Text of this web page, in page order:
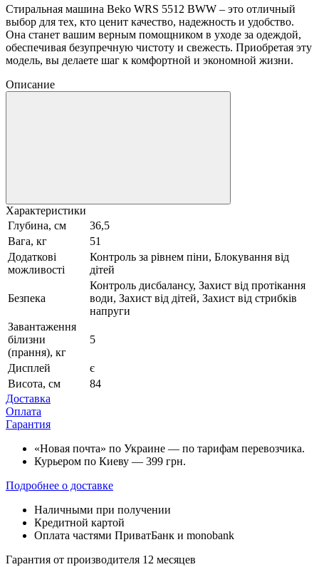
Стиральная машина Beko WRS 5512 BWW – это отличный
выбор для тех, кто ценит качество, надежность и удобство.
Она станет вашим верным помощником в уходе за одеждой,
обеспечивая безупречную чистоту и свежесть. Приобретая эту
модель, вы делаете шаг к комфортной и экономной жизни.
Описание
Характеристики
Глубина, см
36,5
Вага, кг
51
Додаткові
можливості
Контроль за рівнем піни, Блокування від
дітей
Безпека
Контроль дисбалансу, Захист від протікання
води, Захист від дітей, Захист від стрибків
напруги
Завантаження
білизни
(прання), кг
5
Дисплей
є
Висота, см
84
Доставка
Оплата
Гарантия
«Новая почта» по Украине — по тарифам перевозчика.
Курьером по Киеву — 399 грн.
Подробнее о доставке
Наличными при получении
Кредитной картой
Оплата частями ПриватБанк и monobank
Гарантия от производителя 12 месяцев